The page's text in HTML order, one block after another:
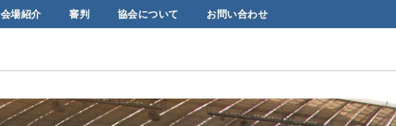
会場紹介 審判 協会について お問い合わせ